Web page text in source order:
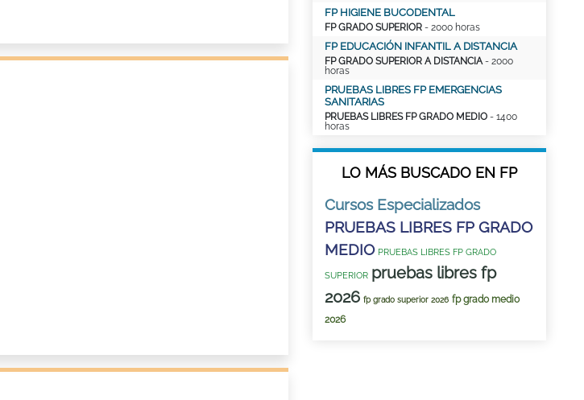
FP HIGIENE BUCODENTAL
FP GRADO SUPERIOR - 2000 horas
FP EDUCACIÓN INFANTIL A DISTANCIA
FP GRADO SUPERIOR A DISTANCIA- 2000
horas
PRUEBAS LIBRES FP EMERGENCIAS
SANITARIAS
PRUEBAS LIBRES FP GRADO MEDIO - 1400
horas
LO MÁS BUSCADO EN FP
Cursos Especializados
PRUEBAS LIBRES FP GRADO
MEDIO PRUEBAS LIBRES FP GRADO
SUPERIOR pruebas libres fp
2026 fp grado superior 2026 fp grado medio
2026